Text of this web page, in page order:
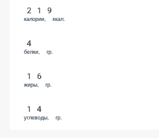
219
калории, ккал.
4
белки, гр.
16
жиры, гр.
14
углеводы, гр.